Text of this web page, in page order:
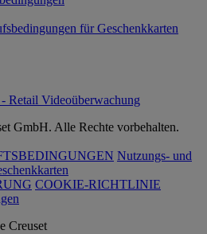
für Geschenkkarten
Retail Videoüberwachung
GmbH. Alle Rechte vorbehalten.
Nutzungs- und
COOKIE-RICHTLINIE
Creuset